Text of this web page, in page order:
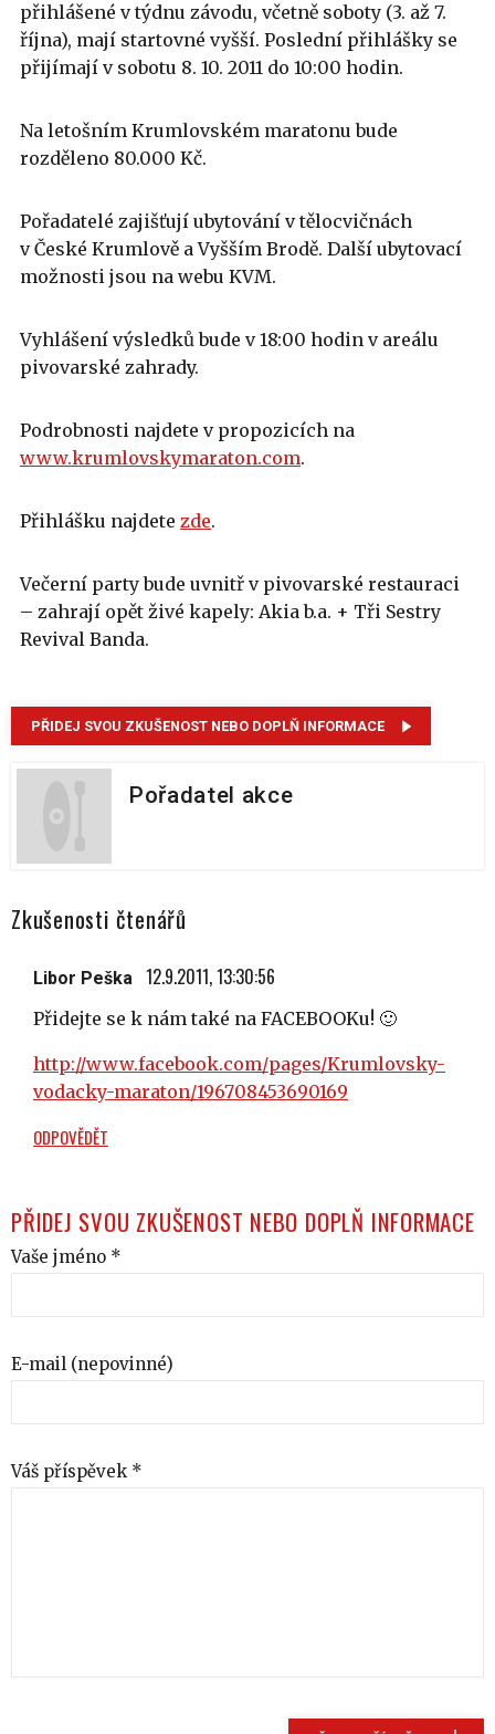
přihlášené v týdnu závodu, včetně soboty (3. až 7.
října), mají startovné vyšší. Poslední přihlášky se
přijímají v sobotu 8. 10. 2011 do 10:00 hodin.
Na letošním Krumlovském maratonu bude
rozděleno 80.000 Kč.
Pořadatelé zajišťují ubytování v tělocvičnách
v České Krumlově a Vyšším Brodě. Další ubytovací
možnosti jsou na webu KVM.
Vyhlášení výsledků bude v 18:00 hodin v areálu
pivovarské zahrady.
Podrobnosti najdete v propozicích na
www.krumlovskymaraton.com.
Přihlášku najdete zde.
Večerní party bude uvnitř v pivovarské restauraci
– zahrají opět živé kapely: Akia b.a. + Tři Sestry
Revival Banda.
PŘIDEJ SVOU ZKUŠENOST NEBO DOPLŇ INFORMACE
Pořadatel akce
Zkušenosti čtenářů
Libor Peška 12.9.2011, 13:30:56
Přidejte se k nám také na FACEBOOKu! 🙂
http://www.facebook.com/pages/Krumlovsky-
vodacky-maraton/196708453690169
ODPOVĚDĚT
PŘIDEJ SVOU ZKUŠENOST NEBO DOPLŇ INFORMACE
Vaše jméno *
E-mail (nepovinné)
Váš příspěvek *